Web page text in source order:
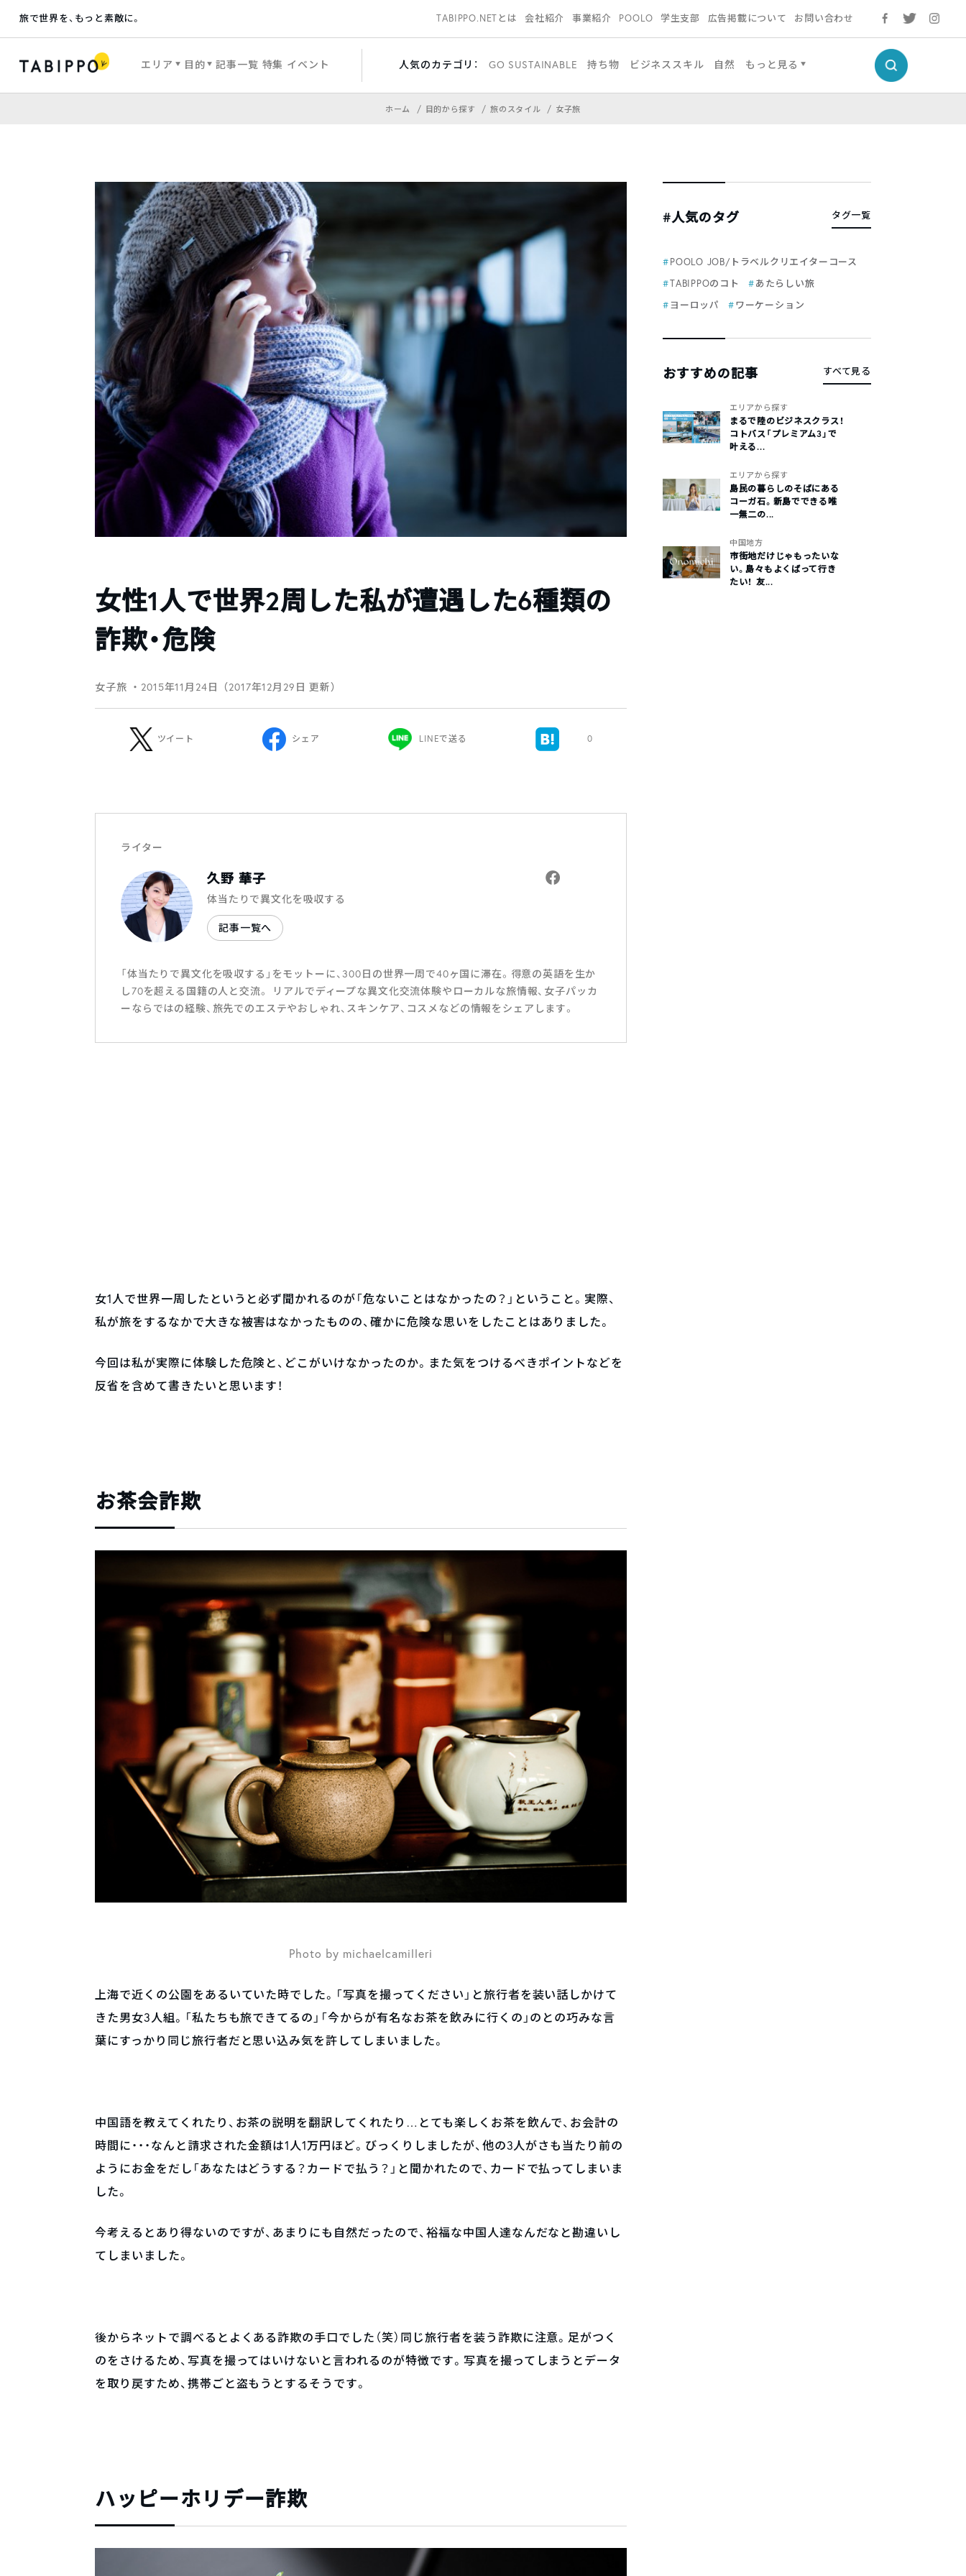
旅で世界を、もっと素敵に。 TABIPPO.NETとは 会社紹介 事業紹介 POOLO 学生支部 広告掲載について お問い合わせ
エリア 目的 記事一覧 特集 イベント 人気のカテゴリ： GO SUSTAINABLE 持ち物 ビジネススキル 自然 もっと見る
ホーム 目的から探す 旅のスタイル 女子旅
女性1人で世界2周した私が遭遇した6種類の
詐欺・危険
女子旅 ・2015年11月24日（2017年12月29日 更新）
ツイート シェア LINEで送る 0
ライター
久野 華子
体当たりで異文化を吸収する
記事一覧へ
「体当たりで異文化を吸収する」をモットーに、300日の世界一周で40ヶ国に滞在。得意の英語を生か
し70を超える国籍の人と交流。 リアルでディープな異文化交流体験やローカルな旅情報、女子パッカ
ーならではの経験、旅先でのエステやおしゃれ、スキンケア、コスメなどの情報をシェアします。
女1人で世界一周したというと必ず聞かれるのが「危ないことはなかったの？」ということ。実際、
私が旅をするなかで大きな被害はなかったものの、確かに危険な思いをしたことはありました。
今回は私が実際に体験した危険と、どこがいけなかったのか。また気をつけるべきポイントなどを
反省を含めて書きたいと思います！
お茶会詐欺
Photo by michaelcamilleri
上海で近くの公園をあるいていた時でした。「写真を撮ってください」と旅行者を装い話しかけて
きた男女3人組。「私たちも旅できてるの」「今からが有名なお茶を飲みに行くの」のとの巧みな言
葉にすっかり同じ旅行者だと思い込み気を許してしまいました。
中国語を教えてくれたり、お茶の説明を翻訳してくれたり…とても楽しくお茶を飲んで、お会計の
時間に・・・なんと請求された金額は1人1万円ほど。びっくりしましたが、他の3人がさも当たり前の
ようにお金をだし「あなたはどうする？カードで払う？」と聞かれたので、カードで払ってしまいま
した。
今考えるとあり得ないのですが、あまりにも自然だったので、裕福な中国人達なんだなと勘違いし
てしまいました。
後からネットで調べるとよくある詐欺の手口でした（笑）同じ旅行者を装う詐欺に注意。足がつく
のをさけるため、写真を撮ってはいけないと言われるのが特徴です。写真を撮ってしまうとデータ
を取り戻すため、携帯ごと盗もうとするそうです。
ハッピーホリデー詐欺
#人気のタグ タグ一覧
POOLO JOB/トラベルクリエイターコース
TABIPPOのコト
あたらしい旅
ヨーロッパ
ワーケーション
おすすめの記事 すべて見る
エリアから探す
まるで陸のビジネスクラス！
コトバス「プレミアム3」で
叶える...
エリアから探す
島民の暮らしのそばにある
コーガ石。新島でできる唯
一無二の...
中国地方
市街地だけじゃもったいな
い。島々もよくばって行き
たい！ 友...